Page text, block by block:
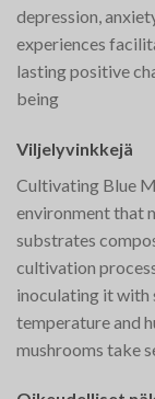
depression,
experiences
lasting positive
being​
Viljelyvinkkejä
Cultivating Blue
environment that
substrates
cultivation
inoculating it with
temperature and
mushrooms take